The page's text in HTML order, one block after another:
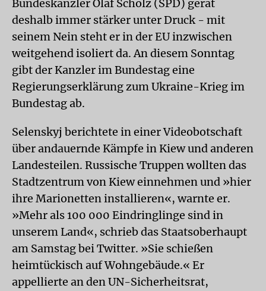
Bundeskanzler Olaf Scholz (SPD) gerät
deshalb immer stärker unter Druck - mit
seinem Nein steht er in der EU inzwischen
weitgehend isoliert da. An diesem Sonntag
gibt der Kanzler im Bundestag eine
Regierungserklärung zum Ukraine-Krieg im
Bundestag ab.
Selenskyj berichtete in einer Videobotschaft
über andauernde Kämpfe in Kiew und anderen
Landesteilen. Russische Truppen wollten das
Stadtzentrum von Kiew einnehmen und »hier
ihre Marionetten installieren«, warnte er.
»Mehr als 100 000 Eindringlinge sind in
unserem Land«, schrieb das Staatsoberhaupt
am Samstag bei Twitter. »Sie schießen
heimtückisch auf Wohngebäude.« Er
appellierte an den UN-Sicherheitsrat,